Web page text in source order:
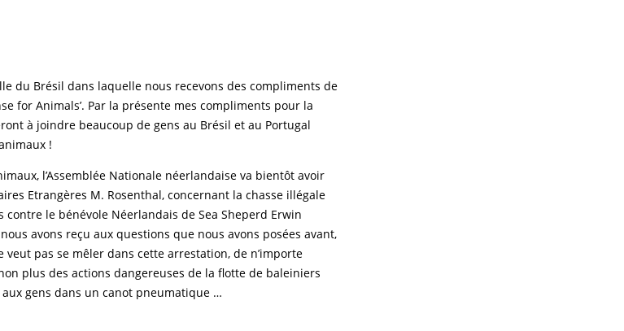
du Brésil dans laquelle nous recevons des compliments de
for Animals’. Par la présente mes compliments pour la
à joindre beaucoup de gens au Brésil et au Portugal
!
l’Assemblée Nationale néerlandaise va bientôt avoir
Etrangères M. Rosenthal, concernant la chasse illégale
contre le bénévole Néerlandais de Sea Sheperd Erwin
avons reçu aux questions que nous avons posées avant,
pas se mêler dans cette arrestation, de n’importe
plus des actions dangereuses de la flotte de baleiniers
gens dans un canot pneumatique …